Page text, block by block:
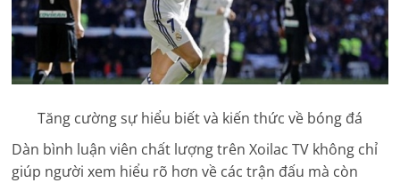
Tăng cường sự hiểu biết và kiến thức về bóng đá
Dàn bình luận viên chất lượng trên Xoilac TV không chỉ
giúp người xem hiểu rõ hơn về các trận đấu mà còn